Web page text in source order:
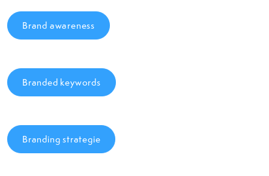
Brand awareness
Branded keywords
Branding strategie